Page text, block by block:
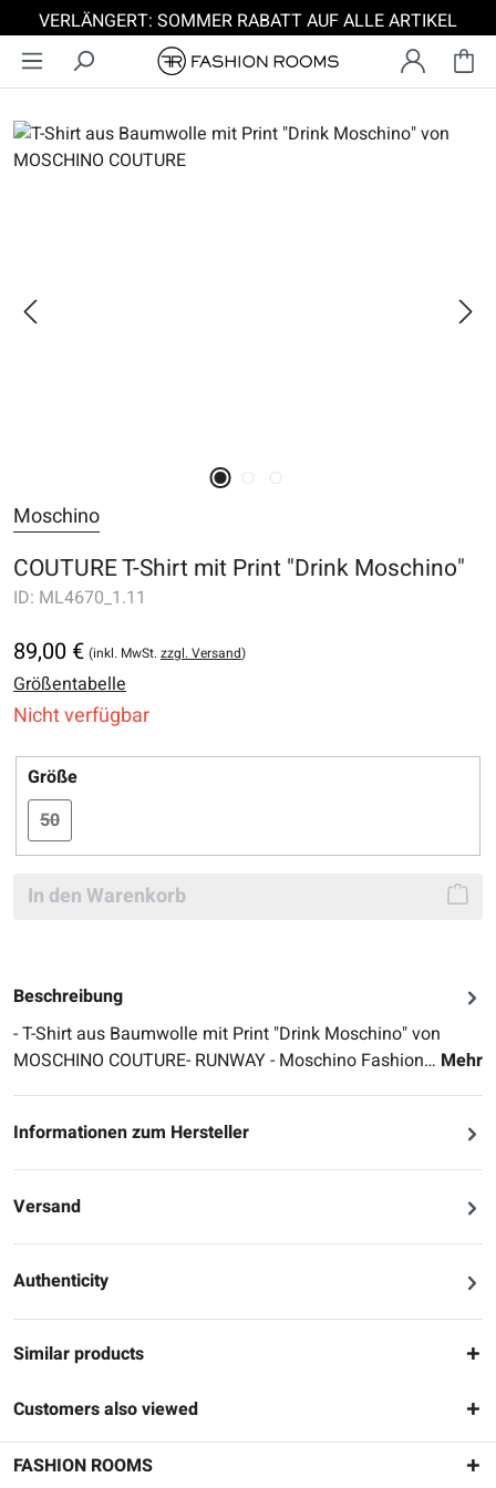
Zum Hauptinhalt springen
VERLÄNGERT: SOMMER RABATT AUF ALLE ARTIKEL
Bildergalerie überspringen
Moschino
COUTURE T-Shirt mit Print "Drink Moschino"
ID: ML4670_1.11
89,00 € (inkl. MwSt.zzgl. Versand)
Größentabelle
Nicht verfügbar
Größeauswählen
50(Diese Option ist zurzeit nicht verfügbar.)
In den Warenkorb
Beschreibung
- T-Shirt aus Baumwolle mit Print "Drink Moschino" von
MOSCHINO COUTURE- RUNWAY - Moschino Fashion… Mehr
Informationen zum Hersteller
Versand
Authenticity
Similar products
Customers also viewed
FASHION ROOMS